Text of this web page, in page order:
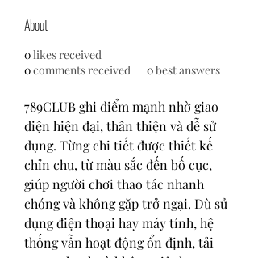
About
0likes received
0comments received 0best answers
789CLUB ghi điểm mạnh nhờ giao
diện hiện đại, thân thiện và dễ sử
dụng. Từng chi tiết được thiết kế
chỉn chu, từ màu sắc đến bố cục,
giúp người chơi thao tác nhanh
chóng và không gặp trở ngại. Dù sử
dụng điện thoại hay máy tính, hệ
thống vẫn hoạt động ổn định, tải
game nhanh và không giật lag.